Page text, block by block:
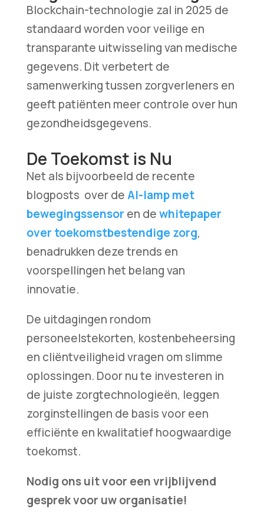
Blockchain-technologie zal in 2025 de
standaard worden voor veilige en
transparante uitwisseling van medische
gegevens. Dit verbetert de
samenwerking tussen zorgverleners en
geeft patiënten meer controle over hun
gezondheidsgegevens.
De Toekomst is Nu
Net als bijvoorbeeld de recente
blogposts over deAI-lamp met
bewegingssensor en dewhitepaper
over toekomstbestendige zorg,
benadrukken deze trends en
voorspellingen het belang van
innovatie.
De uitdagingen rondom
personeelstekorten, kostenbeheersing
en cliëntveiligheid vragen om slimme
oplossingen. Door nu te investeren in
de juiste zorgtechnologieën, leggen
zorginstellingen de basis voor een
efficiënte en kwalitatief hoogwaardige
toekomst.
Nodig ons uit voor een vrijblijvend
gesprek voor uw organisatie!